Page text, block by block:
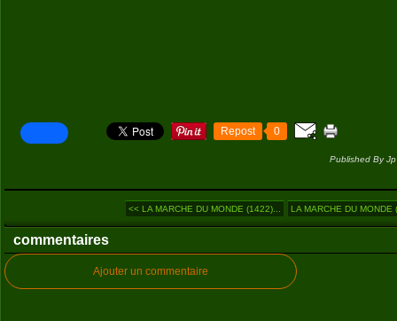
Repost 0
Published By
<< LA MARCHE DU MONDE (1422)... LA MARCHE DU MONDE
commentaires
Ajouter un commentaire